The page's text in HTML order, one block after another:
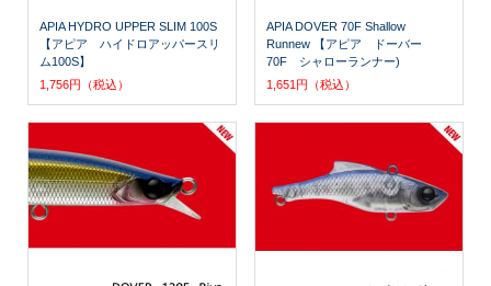
APIA HYDRO UPPER SLIM 100S
【アピア ハイドロアッパースリ
ム100S】
1,756円（税込）
APIA DOVER 70F Shallow
Runnew 【アピア ドーバー
70F シャローランナー)
1,651円（税込）